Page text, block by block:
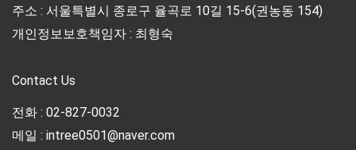
주소 : 서울특별시 종로구 율곡로 10길 15-6(권농동 154)
개인정보보호책임자 : 최형숙
Contact Us
전화 : 02-827-0032
메일 : intree0501@naver.com